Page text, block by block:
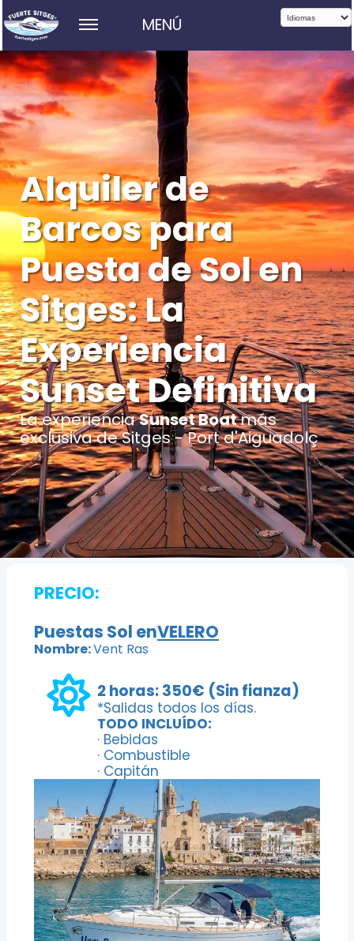
MENÚ
Alquiler de
Barcos para
Puesta de Sol en
Sitges: La
Experiencia
Sunset Definitiva
La experienciaSunset Boatmás
exclusiva de Sitges - Port d'Aiguadolç
PRECIO:
Puestas Sol enVELERO
Nombre:Vent Ras
2 horas: 350€ (Sin fianza)
*Salidas todos los días.
TODO INCLUÍDO:
· Bebidas
· Combustible
· Capitán